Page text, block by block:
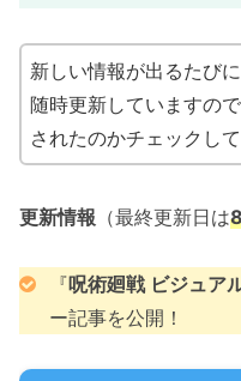
新しい情報が出るたびに
随時更新していますの
されたのかチェックし
更新情報 （最終更新日は
『呪術廻戦 ビジュア
ー記事を公開！